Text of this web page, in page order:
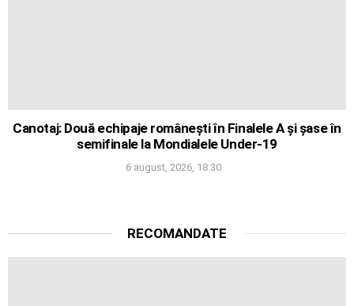
Canotaj: Două echipaje românești în Finalele A și șase în
semifinale la Mondialele Under-19
6 august, 2026, 18:30
RECOMANDATE